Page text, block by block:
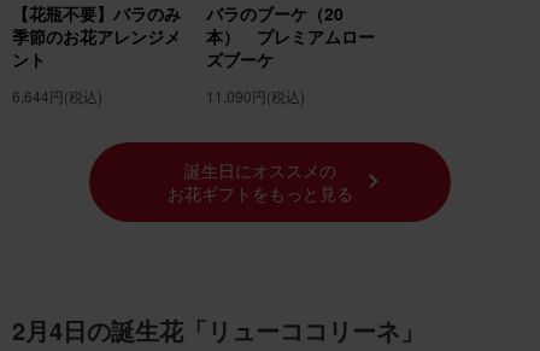
【花瓶不要】バラのみ
季節のお花アレンジメ
ント
6,644円(税込)
バラのブーケ（20
本） プレミアムロー
ズブーケ
11,090円(税込)
誕生日にオススメの
お花ギフトをもっと見る
2月4日の誕生花「リューココリーネ」